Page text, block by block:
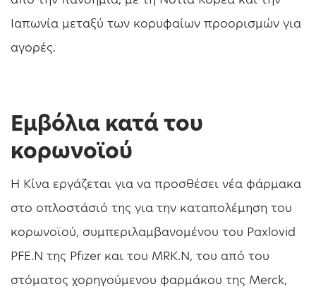
Ιαπωνία μεταξύ των κορυφαίων προορισμών για
αγορές.
Εμβόλια κατά του
κορωνοϊού
Η Κίνα εργάζεται για να προσθέσει νέα φάρμακα
στο οπλοστάσιό της για την καταπολέμηση του
κορωνοϊού, συμπεριλαμβανομένου του Paxlovid
PFE.N της Pfizer και του MRK.N, του από του
στόματος χορηγούμενου φαρμάκου της Merck,